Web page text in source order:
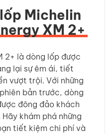
Michelin
XM 2+
2+ là dòng lốp được
lại sự êm ái, tiết
vượt trội. Với những
bản trước, dòng
đông đảo khách
khám phá những
tiết kiệm chi phí và